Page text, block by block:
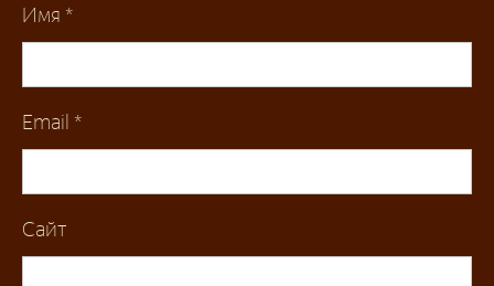
Имя *
Email *
Сайт